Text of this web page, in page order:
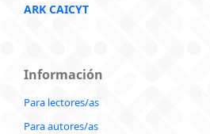
ARK CAICYT
Información
Para lectores/as
Para autores/as